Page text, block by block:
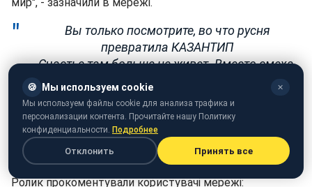
Вы только посмотрите, во что русня
превратила КАЗАНТИП
Счастье там больше не живет. Вместо смеха,
радости и веселья туда пришел проклятый
русский мир
pic.twitter.com/YRuLBP5yS4
— Zello-XOXMA (@ZelloXoxma)
July 3, 2018
Відео: Поповка після анексії (twitter.com/ZelloXoxma)
Ролик прокоментували користувачі мережі:
🍪 Мы используем cookie ✕
Мы используем файлы cookie для анализа трафика и
персонализации контента. Прочитайте нашу Политику
конфиденциальности. Подробнее
Отклонить Принять все